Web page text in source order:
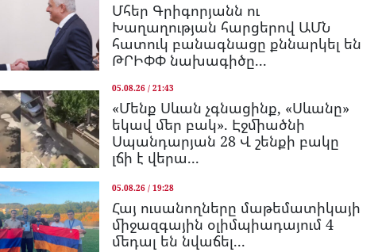
Մհեր Գրիգորյանն ու
Խաղաղության հարցերով ԱՄՆ
հատուկ բանագնացը քննարկել են
ԹՐԻՓՓ նախագիծը...
05.08.26 / 21:43
«Մենք Սևան չգնացինք, «Սևանը»
եկավ մեր բակ». Էջմիածնի
Սպանդարյան 28 Վ շենքի բակը
լճի է վերա...
05.08.26 / 19:28
Հայ ուսանողները մաթեմատիկայի
միջազգային օլիմպիադայում 4
մեդալ են նվաճել...